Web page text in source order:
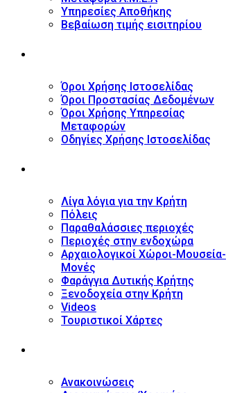
Υπηρεσίες Αποθήκης
Βεβαίωση τιμής εισιτηρίου
Όροι Χρήσης Ιστοσελίδας
Όροι Προστασίας Δεδομένων
Όροι Χρήσης Υπηρεσίας
Μεταφορών
Οδηγίες Χρήσης Ιστοσελίδας
Λίγα λόγια για την Κρήτη
Πόλεις
Παραθαλάσσιες περιοχές
Περιοχές στην ενδοχώρα
Αρχαιολογικοί Χώροι-Μουσεία-
Μονές
Φαράγγια Δυτικής Κρήτης
Ξενοδοχεία στην Κρήτη
Videos
Τουριστικοί Χάρτες
Ανακοινώσεις